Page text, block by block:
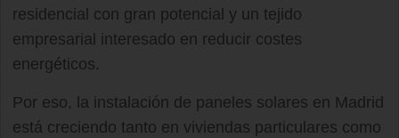
residencial con gran potencial y un tejido
empresarial interesado en reducir costes
energéticos.
Por eso, la instalación de paneles solares en Madrid
está creciendo tanto en viviendas particulares como